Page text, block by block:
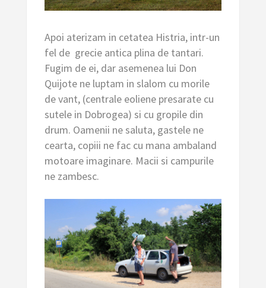
Apoi aterizam in cetatea Histria, intr-un
fel de grecie antica plina de tantari.
Fugim de ei, dar asemenea lui Don
Quijote ne luptam in slalom cu morile
de vant, (centrale eoliene presarate cu
sutele in Dobrogea) si cu gropile din
drum. Oamenii ne saluta, gastele ne
cearta, copiii ne fac cu mana ambaland
motoare imaginare. Macii si campurile
ne zambesc.